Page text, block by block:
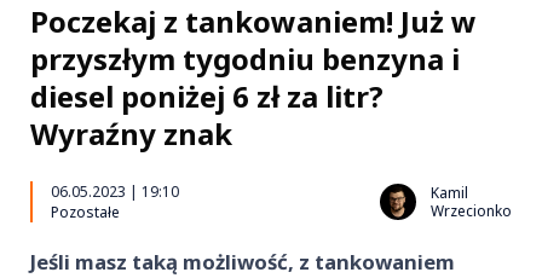
Poczekaj z tankowaniem! Już w
przyszłym tygodniu benzyna i
diesel poniżej 6 zł za litr?
Wyraźny znak
06.05.2023 | 19:10
Pozostałe
Kamil
Wrzecionko
Jeśli masz taką możliwość, z tankowaniem